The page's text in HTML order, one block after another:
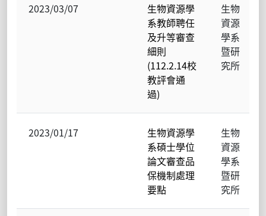
2023/03/07
生物資源學
系教師聘任
及升等審查
細則
(112.2.14校
教評會通
過)
生物
資源
學系
暨研
究所
2023/01/17
生物資源學
系碩士學位
論文審查品
保機制處理
要點
生物
資源
學系
暨研
究所